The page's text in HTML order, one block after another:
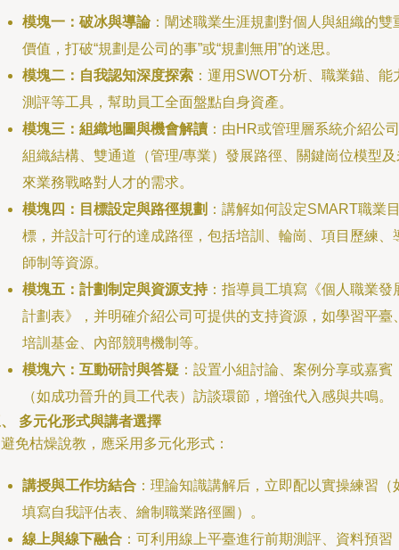
模塊一：破冰與導論：闡述職業生涯規劃對個人與組織的雙
價值，打破“規劃是公司的事”或“規劃無用”的迷思。
模塊二：自我認知深度探索 ：運用SWOT分析、職業錨、能
測評等工具，幫助員工全面盤點自身資產。
模塊三：組織地圖與機會解讀 ：由HR或管理層系統介紹公司
組織結構、雙通道（管理/專業）發展路徑、關鍵崗位模型及
來業務戰略對人才的需求。
模塊四：目標設定與路徑規劃 ：講解如何設定SMART職業
標，并設計可行的達成路徑，包括培訓、輪崗、項目歷練、
師制等資源。
模塊五：計劃制定與資源支持：指導員工填寫《個人職業發
計劃表》，并明確介紹公司可提供的支持資源，如學習平臺
培訓基金、內部競聘機制等。
模塊六：互動研討與答疑 ：設置小組討論、案例分享或嘉賓
（如成功晉升的員工代表）訪談環節，增強代入感與共鳴。
多元化形式與講者選擇
免枯燥說教，應采用多元化形式：
講授與工作坊結合 ：理論知識講解后，立即配以實操練習（
填寫自我評估表、繪制職業路徑圖）。
線上與線下融合 ：可利用線上平臺進行前期測評、資料預習